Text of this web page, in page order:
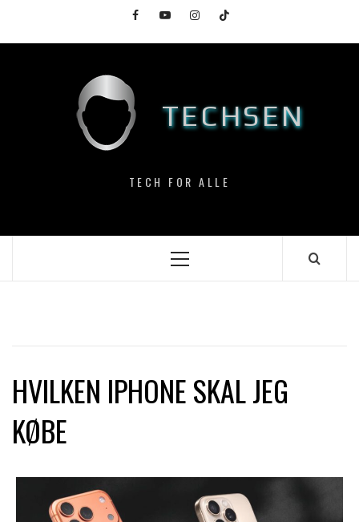
content
FacebookYouTubeInstagramTikTok
TECHSEN
TECH FOR ALLE
Primary
HVILKEN IPHONE SKAL JEG
KØBE